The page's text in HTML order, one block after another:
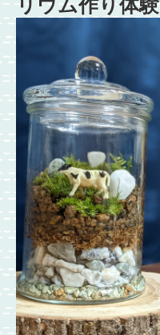
リウム作り体験